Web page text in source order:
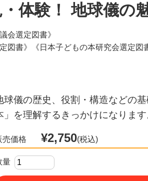
体験！ 地球儀の
会選定図書》
図書》《日本子どもの本研究会選定図
球儀の歴史、役割・構造などの
」を理解するきっかけになります
売価格 ¥2,750(税込)
量